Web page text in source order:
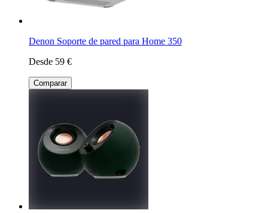
Denon Soporte de pared para Home 350
Desde 59 €
Comparar